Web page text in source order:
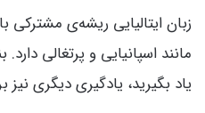
زبان ایتالیایی ریشه‌ی مشترکی
مانند اسپانیایی و پرتغالی
یاد بگیرید، یادگیری دیگری